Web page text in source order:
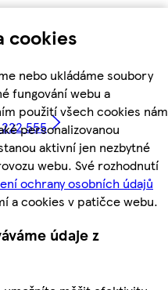
cookies
nebo ukládáme soubory
fungování webu a
použití všech cookies nám
personalizovanou
aktivní jen nezbytné
webu. Své rozhodnutí
ochrany osobních údajů
a cookies v patičce webu.
údaje z
555